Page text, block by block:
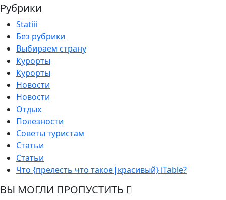
Рубрики
Statiii
Без рубрики
Выбираем страну
Курорты
Курорты
Новости
Новости
Отдых
Полезности
Советы туристам
Статьи
Статьи
Что {прелесть что такое|красивый} iTable?
ВЫ МОГЛИ ПРОПУСТИТЬ